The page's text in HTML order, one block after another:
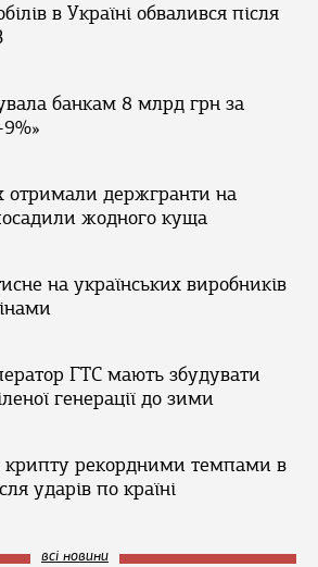
в Україні обвалився після
банкам 8 млрд грн за
отримали держгранти на
жодного куща
на українських виробників
ГТС мають збудувати
генерації до зими
крипту рекордними темпами в
ударів по країні
всі новини